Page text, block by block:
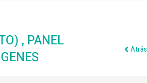
, PANEL
Atrás